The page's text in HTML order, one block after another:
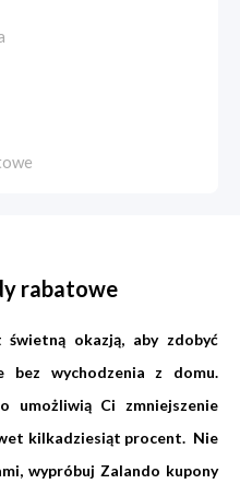
rabatowe
okazją, aby zdobyć
bez wychodzenia z domu.
umożliwią Ci zmniejszenie
kilkadziesiąt procent. Nie
wypróbuj Zalando kupony